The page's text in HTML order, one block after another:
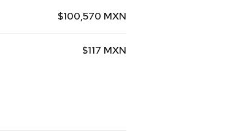
$100,570 MXN
$117 MXN